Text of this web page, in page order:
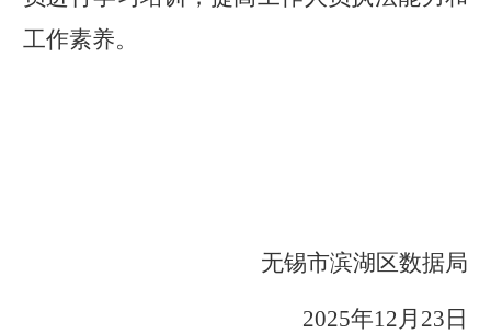
工作素养。
无锡市滨湖区数据局
2025年12月 23 日